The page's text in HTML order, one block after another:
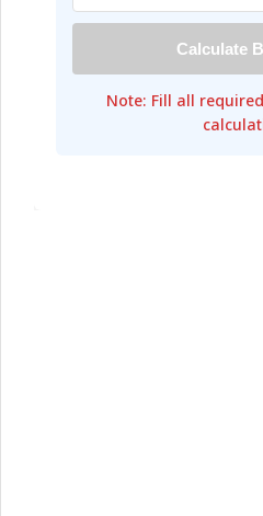
Calculate
Note: Fill all